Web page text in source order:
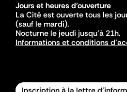
Jours et heures d'ouverture
La Cité est ouverte tous les
(sauf le mardi).
Nocturne le jeudi jusqu'à 21h.
Informations et conditions